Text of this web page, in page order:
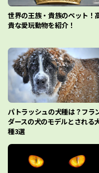
世界の王族・貴族のペット！
貴な愛玩動物を紹介！
パトラッシュの犬種は？フラ
ダースの犬のモデルとされる
種3選